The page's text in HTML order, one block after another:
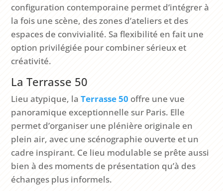
configuration contemporaine permet d’intégrer à
la fois une scène, des zones d’ateliers et des
espaces de convivialité. Sa flexibilité en fait une
option privilégiée pour combiner sérieux et
créativité.
La Terrasse 50
Lieu atypique, laTerrasse 50 offre une vue
panoramique exceptionnelle sur Paris. Elle
permet d’organiser une plénière originale en
plein air, avec une scénographie ouverte et un
cadre inspirant. Ce lieu modulable se prête aussi
bien à des moments de présentation qu’à des
échanges plus informels.